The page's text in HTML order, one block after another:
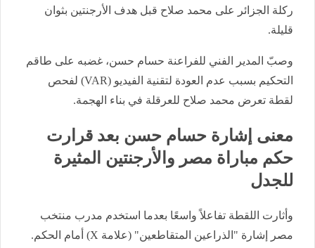
ركلة الجزائر على محمد صلاح قبل هدف الأرجنتين بثوان
قليلة.
وصبّ المدير الفني للفراعنة حسام حسن، غضبه على طاقم
التحكيم بسبب عدم العودة لتقنية الفيديو (VAR) لفحص
لقطة تعرض محمد صلاح للعرقلة في بناء الهجمة.
معنى إشارة حسام حسن بعد قرارت
حكم مباراة مصر والأرجنتين المثيرة
للجدل
وأثارت اللقطة تفاعلاً واسعًا بعدما استخدم مدرب منتخب
مصر إشارة "الذراعين المتقاطعين" (علامة X) أمام الحكم.